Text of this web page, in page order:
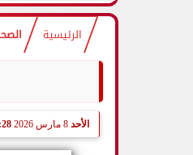
الرئيسية
الأحد 8 مارس 2026